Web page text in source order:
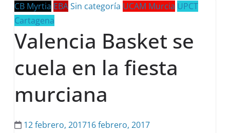
CB Myrtia EBA Sin categoría UCAM Murcia UPCT
Cartagena
Valencia Basket se
cuela en la fiesta
murciana
12 febrero, 201716 febrero, 2017